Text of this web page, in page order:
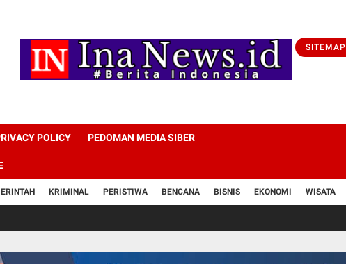
SITEMAP
POLICY PEDOMAN MEDIA SIBER
KRIMINAL PERISTIWA BENCANA BISNIS EKONOMI WISATA